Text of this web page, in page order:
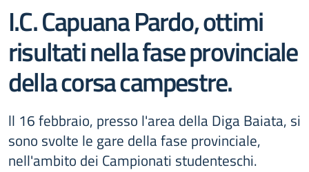
I.C. Capuana Pardo, ottimi
risultati nella fase provinciale
della corsa campestre.
ll 16 febbraio, presso l'area della Diga Baiata, si
sono svolte le gare della fase provinciale,
nell'ambito dei Campionati studenteschi.